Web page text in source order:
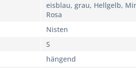
eisblau, grau, Hellgelb,
Rosa
Nisten
S
hängend